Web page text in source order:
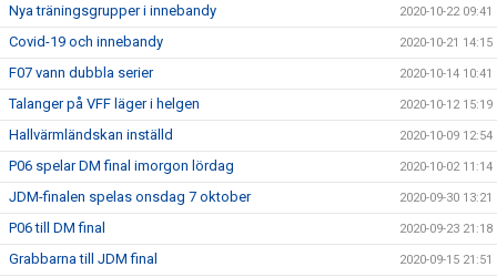
Nya träningsgrupper i innebandy 2020-10-22 09:41
Covid-19 och innebandy 2020-10-21 14:15
F07 vann dubbla serier 2020-10-14 10:41
Talanger på VFF läger i helgen 2020-10-12 15:19
Hallvärmländskan inställd 2020-10-09 12:54
P06 spelar DM final imorgon lördag 2020-10-02 11:14
JDM-finalen spelas onsdag 7 oktober 2020-09-30 13:21
P06 till DM final 2020-09-23 21:18
Grabbarna till JDM final 2020-09-15 21:51